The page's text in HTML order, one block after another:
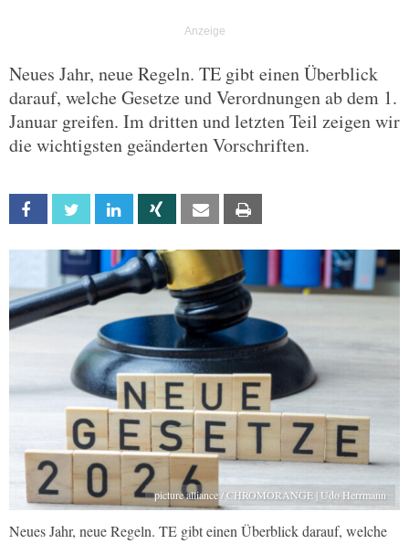
Neues Jahr, neue Regeln. TE gibt einen Überblick
darauf, welche Gesetze und Verordnungen ab dem 1.
Januar greifen. Im dritten und letzten Teil zeigen wir
die wichtigsten geänderten Vorschriften.
Facebook Twitter Linkedin Xing Email
picture alliance / CHROMORANGE | Udo Herrmann
Neues Jahr, neue Regeln. TE gibt einen Überblick darauf, welche